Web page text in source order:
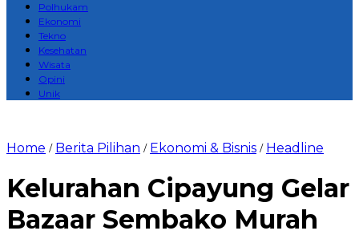
Polhukam
Ekonomi
Tekno
Kesehatan
Wisata
Opini
Unik
Home / Berita Pilihan / Ekonomi & Bisnis / Headline
Kelurahan Cipayung Gelar
Bazaar Sembako Murah